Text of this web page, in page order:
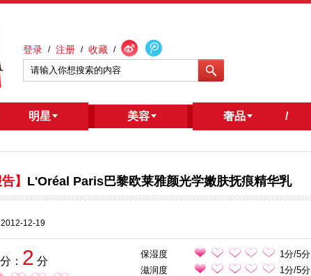
登录 / 注册 / 收藏 /
明星 美容 奢品 /
】 L'Oréal Paris巴黎欧莱雅颜光学嫩肤抚痕精华乳
12-19
： 2 分
保湿度
1分/5分
滋润度
1分/5分